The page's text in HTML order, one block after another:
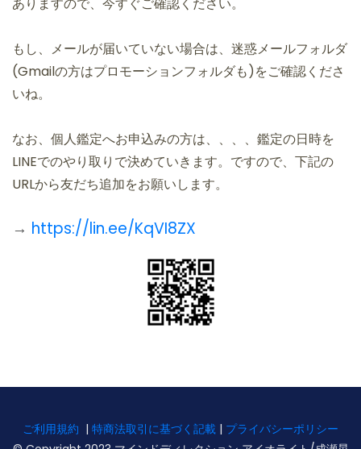
ありますので、今すぐご確認ください。
もし、メールが届いていない場合は、迷惑メールフォルダ
(Gmailの方はプロモーションフォルダも)をご確認くださ
いね。
なお、個人鑑定へお申込みの方は、、、、鑑定の日時を
LINEでのやり取りで決めていきます。ですので、下記の
URLから友だち追加をお願いします。
→ https://lin.ee/KqVI8ZX
ご利用規約 | 特商法取引に基づく記載 | プライバシーポリシー